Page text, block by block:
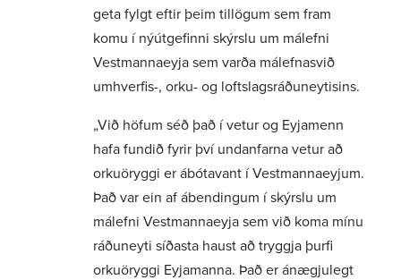
geta fylgt eftir þeim tillögum sem fram
komu í nýútgefinni skýrslu um málefni
Vestmannaeyja sem varða málefnasvið
umhverfis-, orku- og loftslagsráðuneytisins.
„Við höfum séð það í vetur og Eyjamenn
hafa fundið fyrir því undanfarna vetur að
orkuöryggi er ábótavant í Vestmannaeyjum.
Það var ein af ábendingum í skýrslu um
málefni Vestmannaeyja sem við koma mínu
ráðuneyti síðasta haust að tryggja þurfi
orkuöryggi Eyjamanna. Það er ánægjulegt